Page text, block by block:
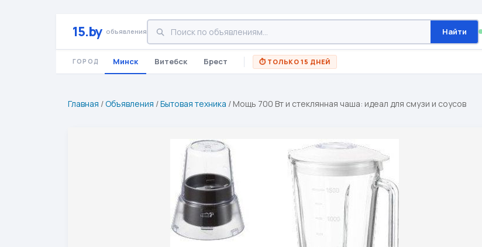
15.by объявления Найти
ГОРОД Минск Витебск Брест ⏱ ТОЛЬКО 15 ДНЕЙ
Главная /Объявления /Бытовая техника / Мощь 700 Вт и стеклянная чаша: идеал для смузи и соусов